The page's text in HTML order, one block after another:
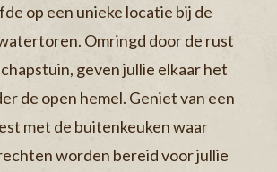
op een unieke locatie bij de
Omringd door de rust
geven jullie elkaar het
de open hemel. Geniet van een
met de buitenkeuken waar
worden bereid voor jullie